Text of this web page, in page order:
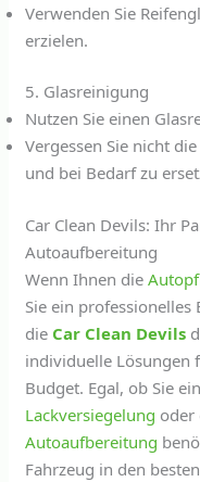
Verwenden Sie
erzielen.
5. Glasreinigung
Nutzen Sie einen
Vergessen Sie nicht
und bei Bedarf zu
Car Clean Devils: Ihr
Autoaufbereitung
Wenn Ihnen die
Sie ein professionelles
die Car Clean Devils
individuelle Lösungen
Budget. Egal, ob Sie
Lackversiegelung oder
Autoaufbereitung
Fahrzeug in den